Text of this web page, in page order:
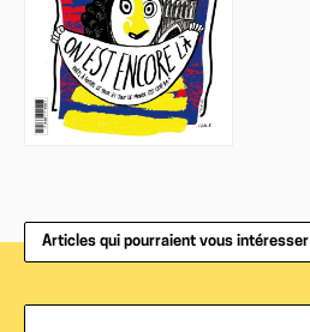
Articles qui pourraient vous intéresser